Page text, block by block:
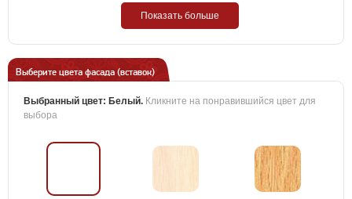
Показать больше
Выберите цвета фасада (вставок)
Выбранный цвет: Белый. Кликните на понравившийся цвет для
выбора